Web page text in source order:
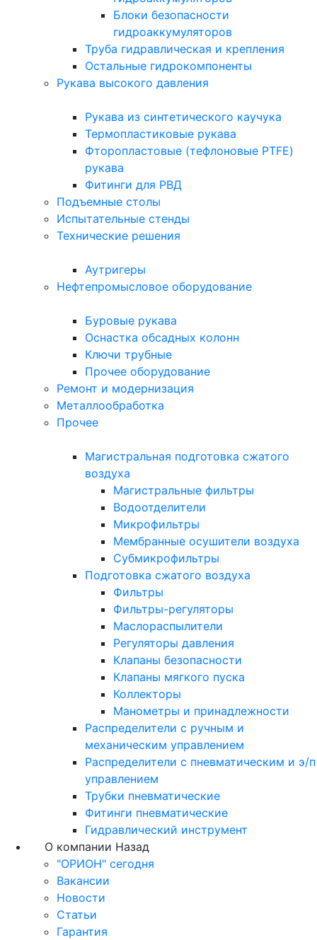
Блоки безопасности
гидроаккумуляторов
Труба гидравлическая и крепления
Остальные гидрокомпоненты
Рукава высокого давления
Рукава из синтетического каучука
Термопластиковые рукава
Фторопластовые (тефлоновые PTFE)
рукава
Фитинги для РВД
Подъемные столы
Испытательные стенды
Технические решения
Аутригеры
Нефтепромысловое оборудование
Буровые рукава
Оснастка обсадных колонн
Ключи трубные
Прочее оборудование
Ремонт и модернизация
Металлообработка
Прочее
Магистральная подготовка сжатого
воздуха
Магистральные фильтры
Водоотделители
Микрофильтры
Мембранные осушители воздуха
Субмикрофильтры
Подготовка сжатого воздуха
Фильтры
Фильтры-регуляторы
Маслораспылители
Регуляторы давления
Клапаны безопасности
Клапаны мягкого пуска
Коллекторы
Манометры и принадлежности
Распределители с ручным и
механическим управлением
Распределители с пневматическим и э/п
управлением
Трубки пневматические
Фитинги пневматические
Гидравлический инструмент
О компании Назад
"ОРИОН" сегодня
Вакансии
Новости
Статьи
Гарантия